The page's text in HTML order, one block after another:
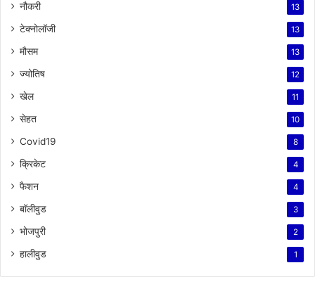
नौकरी 13
टेक्नोलॉजी 13
मौसम 13
ज्योतिष 12
खेल 11
सेहत 10
Covid19 8
क्रिकेट 4
फैशन 4
बॉलीवुड 3
भोजपुरी 2
हालीवुड 1